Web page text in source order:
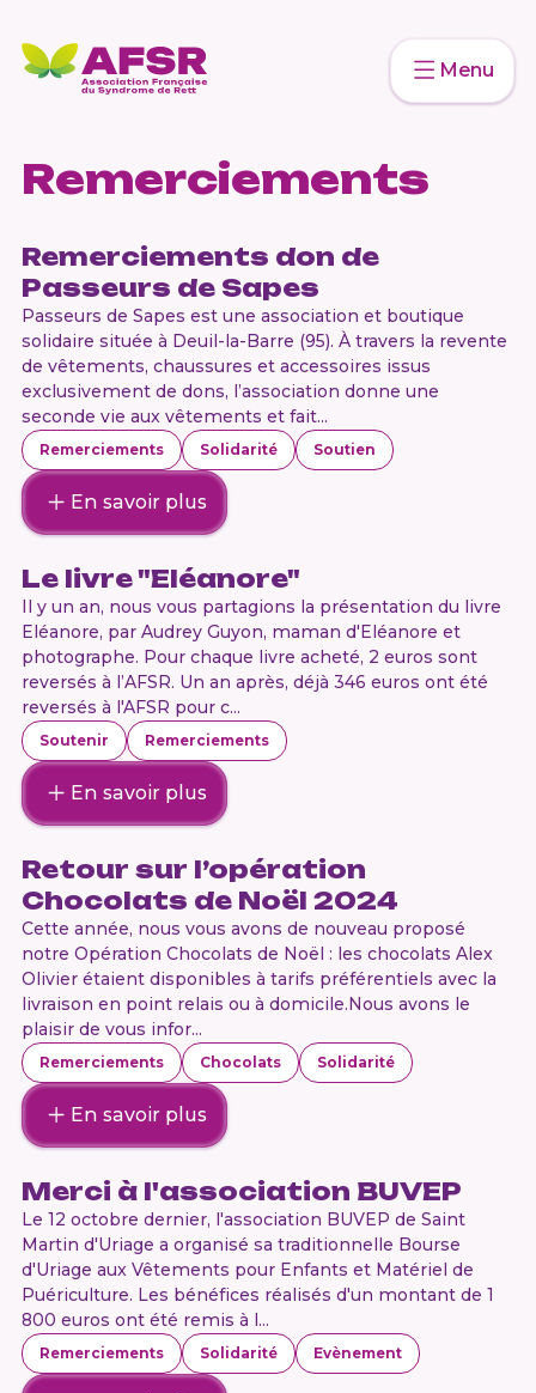
Menu
Remerciements
Remerciements don de
Passeurs de Sapes
Passeurs de Sapes est une association et boutique
solidaire située à Deuil-la-Barre (95). À travers la revente
de vêtements, chaussures et accessoires issus
exclusivement de dons, l’association donne une
seconde vie aux vêtements et fait...
Remerciements Solidarité Soutien
En savoir plus
Le livre "Eléanore"
Il y un an, nous vous partagions la présentation du livre
Eléanore, par Audrey Guyon, maman d'Eléanore et
photographe. Pour chaque livre acheté, 2 euros sont
reversés à l’AFSR. Un an après, déjà 346 euros ont été
reversés à l'AFSR pour c...
Soutenir Remerciements
En savoir plus
Retour sur l’opération
Chocolats de Noël 2024
Cette année, nous vous avons de nouveau proposé
notre Opération Chocolats de Noël : les chocolats Alex
Olivier étaient disponibles à tarifs préférentiels avec la
livraison en point relais ou à domicile.Nous avons le
plaisir de vous infor...
Remerciements Chocolats Solidarité
En savoir plus
Merci à l'association BUVEP
Le 12 octobre dernier, l'association BUVEP de Saint
Martin d'Uriage a organisé sa traditionnelle Bourse
d'Uriage aux Vêtements pour Enfants et Matériel de
Puériculture. Les bénéfices réalisés d'un montant de 1
800 euros ont été remis à l...
Remerciements Solidarité Evènement